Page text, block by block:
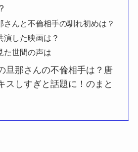
さんと不倫相手の馴れ初めは？
演した映画は？
た世間の声は
旦那さんの不倫相手は？唐
スしすぎと話題に！のまと